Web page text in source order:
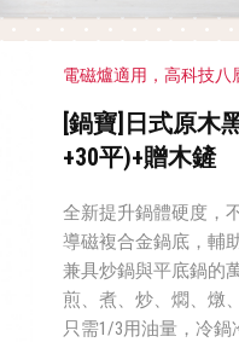
電磁爐適用，高科技八
[鍋寶]日式原木
+30平)+贈木鏟
全新提升鍋體硬度，
導磁複合金鍋底，輔
兼具炒鍋與平底鍋的
煎、煮、炒、燜、燉
只需1/3用油量，冷